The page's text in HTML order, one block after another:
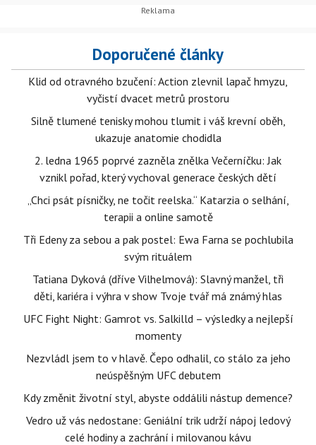
Doporučené články
Klid od otravného bzučení: Action zlevnil lapač hmyzu,
vyčistí dvacet metrů prostoru
Silně tlumené tenisky mohou tlumit i váš krevní oběh,
ukazuje anatomie chodidla
2. ledna 1965 poprvé zazněla znělka Večerníčku: Jak
vznikl pořad, který vychoval generace českých dětí
„Chci psát písničky, ne točit reelska.“ Katarzia o selhání,
terapii a online samotě
Tři Edeny za sebou a pak postel: Ewa Farna se pochlubila
svým rituálem
Tatiana Dyková (dříve Vilhelmová): Slavný manžel, tři
děti, kariéra i výhra v show Tvoje tvář má známý hlas
UFC Fight Night: Gamrot vs. Salkilld – výsledky a nejlepší
momenty
Nezvládl jsem to v hlavě. Čepo odhalil, co stálo za jeho
neúspěšným UFC debutem
Kdy změnit životní styl, abyste oddálili nástup demence?
Vedro už vás nedostane: Geniální trik udrží nápoj ledový
celé hodiny a zachrání i milovanou kávu